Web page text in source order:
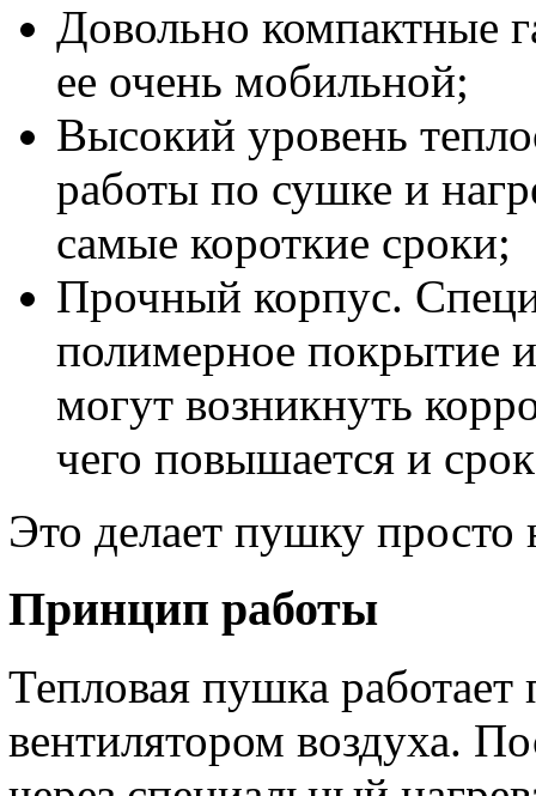
Довольно компактные
ее очень мобильной;
Высокий уровень
работы по сушке и
самые короткие сроки;
Прочный корпус.
полимерное покрытие
могут возникнуть
чего повышается и
Это делает пушку
Принцип работы
Тепловая пушка
вентилятором воздуха.